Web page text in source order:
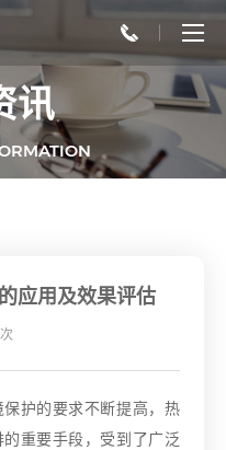
讯
应用及效果评估
次
护的要求不断提高，热
重要手段，受到了广泛